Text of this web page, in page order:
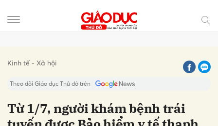
Kinh tế - Xã hội
Theo dõi Giáo dục Thủ đô trên
Từ 1/7, người khám bệnh trái